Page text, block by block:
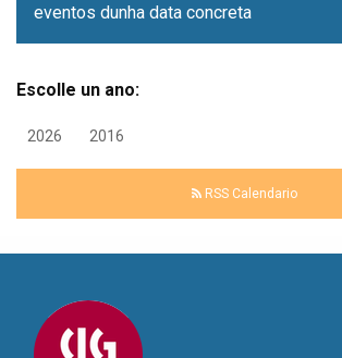
eventos dunha data concreta
Escolle un ano:
2026 2016
RSS Calendario